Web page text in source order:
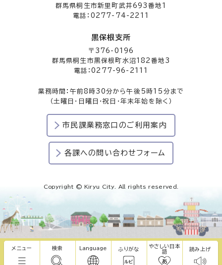
メニュー 検索 Language ふりがな
やさしい日本
語
読み上げ
群馬県桐生市新里町武井693番地1
電話：0277-74-2211
黒保根支所
〒376-0196
群馬県桐生市黒保根町水沼182番地3
電話：0277-96-2111
業務時間：午前8時30分から午後5時15分まで
（土曜日・日曜日・祝日・年末年始を除く）
市民課業務窓口のご利用案内
各課への問い合わせフォーム
Copyright © Kiryu City. All rights reserved.